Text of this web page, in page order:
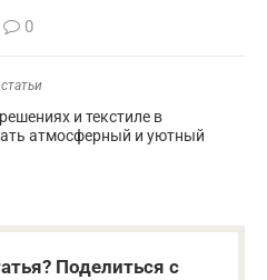
0
и текстиле в
атмосферный и уютный
Поделиться с